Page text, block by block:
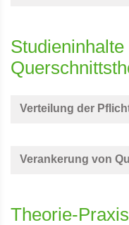
Studieninhalte
Verteilung der
Verankerung von
Theorie-